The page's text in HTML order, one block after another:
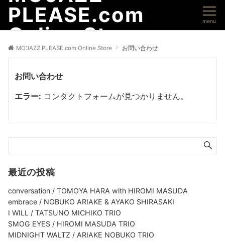
PLEASE.com
Online Store
menu
MO'JAZZ PLEASE.com Online Store お問い合わせ
お問い合わせ
エラー: コンタクトフォームが見つかりません。
最近の投稿
conversation / TOMOYA HARA with HIROMI MASUDA
embrace / NOBUKO ARIAKE & AYAKO SHIRASAKI
I WILL / TATSUNO MICHIKO TRIO
SMOG EYES / HIROMI MASUDA TRIO
MIDNIGHT WALTZ / ARIAKE NOBUKO TRIO